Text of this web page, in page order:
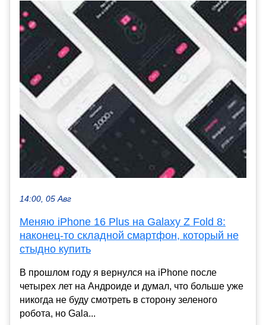
14:00, 05 Авг
Меняю iPhone 16 Plus на Galaxy Z Fold 8:
наконец-то складной смартфон, который не
стыдно купить
В прошлом году я вернулся на iPhone после
четырех лет на Андроиде и думал, что больше уже
никогда не буду смотреть в сторону зеленого
робота, но Gala...